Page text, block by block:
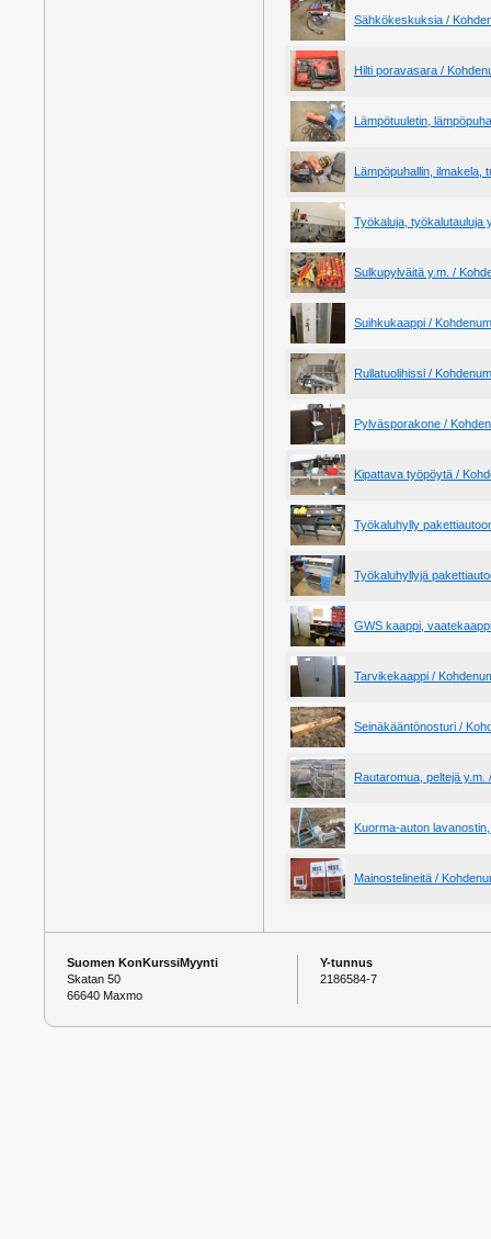
Sähkökeskuksia /
Hilti poravasara /
Lämpötuuletin,
Lämpöpuhallin, ilmakela,
Työkaluja, työkalutauluja
Sulkupylväitä y.m. /
Suihkukaappi /
Rullatuolihissi /
Pylväsporakone /
Kipattava työpöytä /
Työkaluhylly
Työkaluhyllyjä
GWS kaappi,
Tarvikekaappi /
Seinäkääntönosturi /
Rautaromua, peltejä
Kuorma-auton
Mainostelineitä /
Suomen KonKurssiMyynti
Skatan 50
66640 Maxmo
Y-tunnus
2186584-7